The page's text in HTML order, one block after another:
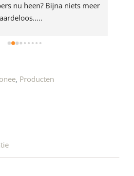
nu heen? Bijna niets meer
, Producten